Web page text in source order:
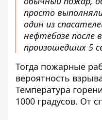
просто
один из
нефтебазе после
произошедших 5
Тогда пожарные
вероятность
Температура
1000 градусов. От